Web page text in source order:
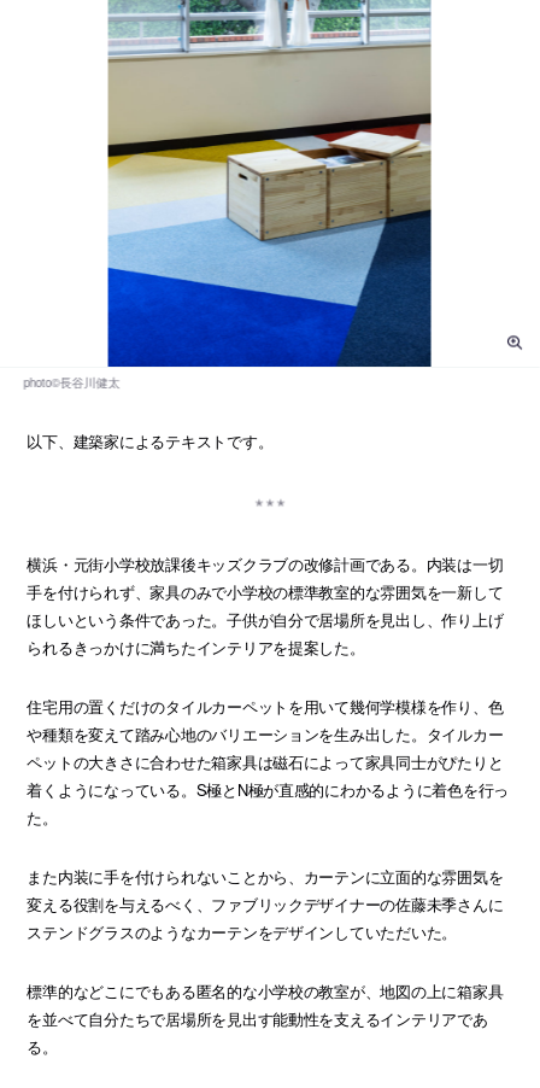
以下、建築家によるテキストです。
横浜・元街小学校放課後キッズクラブの改修計画である。内装は一切
手を付けられず、家具のみで小学校の標準教室的な雰囲気を一新して
ほしいという条件であった。子供が自分で居場所を見出し、作り上げ
られるきっかけに満ちたインテリアを提案した。
住宅用の置くだけのタイルカーペットを用いて幾何学模様を作り、色
や種類を変えて踏み心地のバリエーションを生み出した。タイルカー
ペットの大きさに合わせた箱家具は磁石によって家具同士がぴたりと
着くようになっている。S極とN極が直感的にわかるように着色を行っ
た。
また内装に手を付けられないことから、カーテンに立面的な雰囲気を
変える役割を与えるべく、ファブリックデザイナーの佐藤未季さんに
ステンドグラスのようなカーテンをデザインしていただいた。
標準的などこにでもある匿名的な小学校の教室が、地図の上に箱家具
を並べて自分たちで居場所を見出す能動性を支えるインテリアであ
る。